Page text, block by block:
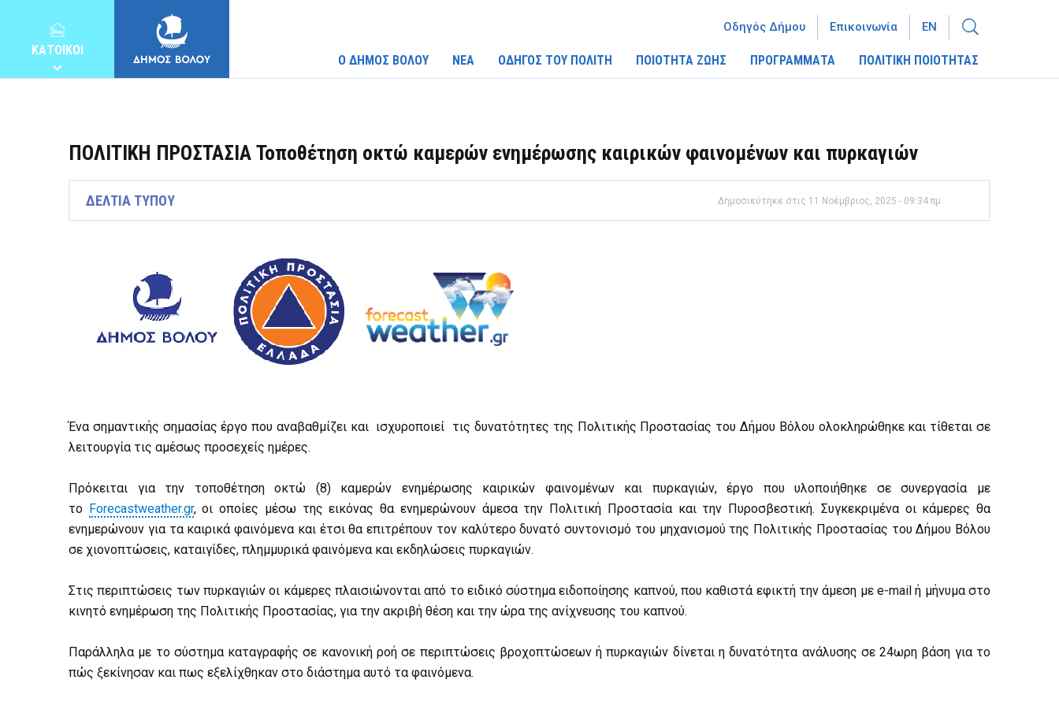
ΚΑΤΟΙΚΟΙ
Ο ΔΗΜΟΣ ΒΟΛΟΥ ΝΕΑ ΟΔΗΓΟΣ ΤΟΥ ΠΟΛΙΤΗ ΠΟΙΟΤΗΤΑ ΖΩΗΣ ΠΡΟΓΡΑΜΜΑΤΑ ΠΟΛΙΤΙΚΗ ΠΟΙΟΤΗΤΑΣ
Οδηγός Δήμου Επικοινωνία EN
ΠΟΛΙΤΙΚΗ ΠΡΟΣΤΑΣΙΑ Τοποθέτηση οκτώ καμερών ενημέρωσης καιρικών φαινομένων και πυρκαγιών
ΔΕΛΤΙΑ ΤΥΠΟΥ Δημοσιεύτηκε στις 11 Νοέμβριος, 2025 - 09:34 πμ
Ένα σημαντικής σημασίας έργο που αναβαθμίζει και ισχυροποιεί τις δυνατότητες της Πολιτικής Προστασίας του Δήμου Βόλου ολοκληρώθηκε και τίθεται σε
λειτουργία τις αμέσως προσεχείς ημέρες.
Πρόκειται για την τοποθέτηση οκτώ (8) καμερών ενημέρωσης καιρικών φαινομένων και πυρκαγιών, έργο που υλοποιήθηκε σε συνεργασία με
το Forecastweather.gr, οι οποίες μέσω της εικόνας θα ενημερώνουν άμεσα την Πολιτική Προστασία και την Πυροσβεστική. Συγκεκριμένα οι κάμερες θα
ενημερώνουν για τα καιρικά φαινόμενα και έτσι θα επιτρέπουν τον καλύτερο δυνατό συντονισμό του μηχανισμού της Πολιτικής Προστασίας του Δήμου Βόλου
σε χιονοπτώσεις, καταιγίδες, πλημμυρικά φαινόμενα και εκδηλώσεις πυρκαγιών.
Στις περιπτώσεις των πυρκαγιών οι κάμερες πλαισιώνονται από το ειδικό σύστημα ειδοποίησης καπνού, που καθιστά εφικτή την άμεση με e-mail ή μήνυμα στο
κινητό ενημέρωση της Πολιτικής Προστασίας, για την ακριβή θέση και την ώρα της ανίχνευσης του καπνού.
Παράλληλα με το σύστημα καταγραφής σε κανονική ροή σε περιπτώσεις βροχοπτώσεων ή πυρκαγιών δίνεται η δυνατότητα ανάλυσης σε 24ωρη βάση για το
πώς ξεκίνησαν και πως εξελίχθηκαν στο διάστημα αυτό τα φαινόμενα.